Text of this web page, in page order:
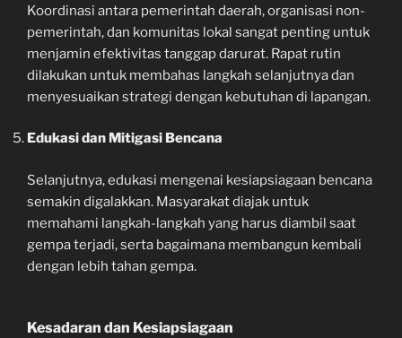
Koordinasi antara pemerintah daerah, organisasi non-
pemerintah, dan komunitas lokal sangat penting untuk
menjamin efektivitas tanggap darurat. Rapat rutin
dilakukan untuk membahas langkah selanjutnya dan
menyesuaikan strategi dengan kebutuhan di lapangan.
Edukasi dan Mitigasi Bencana
Selanjutnya, edukasi mengenai kesiapsiagaan bencana
semakin digalakkan. Masyarakat diajak untuk
memahami langkah-langkah yang harus diambil saat
gempa terjadi, serta bagaimana membangun kembali
dengan lebih tahan gempa.
Kesadaran dan Kesiapsiagaan